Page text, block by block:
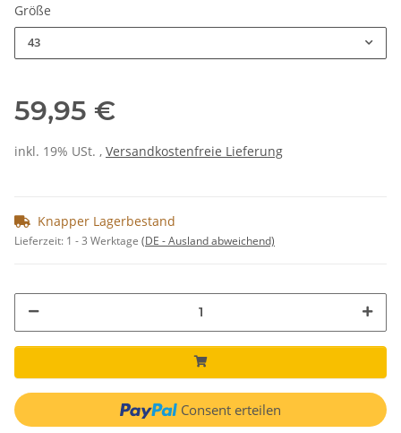
Größe
43
59,95 €
inkl. 19% USt. , Versandkostenfreie Lieferung
Knapper Lagerbestand
Lieferzeit: 1 - 3 Werktage (DE - Ausland abweichend)
Consent erteilen